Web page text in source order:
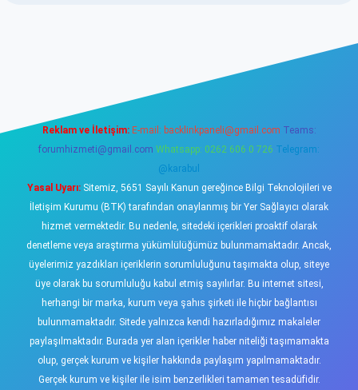
Reklam ve İletişim: E-mail: backlinkpaneli@gmail.com Teams:
forumhizmeti@gmail.com Whatsapp: 0262 606 0 726 Telegram:
@karabul
Yasal Uyarı:Sitemiz, 5651 Sayılı Kanun gereğince Bilgi Teknolojileri ve
İletişim Kurumu (BTK) tarafından onaylanmış bir Yer Sağlayıcı olarak
hizmet vermektedir. Bu nedenle, sitedeki içerikleri proaktif olarak
denetleme veya araştırma yükümlülüğümüz bulunmamaktadır. Ancak,
üyelerimiz yazdıkları içeriklerin sorumluluğunu taşımakta olup, siteye
üye olarak bu sorumluluğu kabul etmiş sayılırlar. Bu internet sitesi,
herhangi bir marka, kurum veya şahıs şirketi ile hiçbir bağlantısı
bulunmamaktadır. Sitede yalnızca kendi hazırladığımız makaleler
paylaşılmaktadır. Burada yer alan içerikler haber niteliği taşımamakta
olup, gerçek kurum ve kişiler hakkında paylaşım yapılmamaktadır.
Gerçek kurum ve kişiler ile isim benzerlikleri tamamen tesadüfidir.